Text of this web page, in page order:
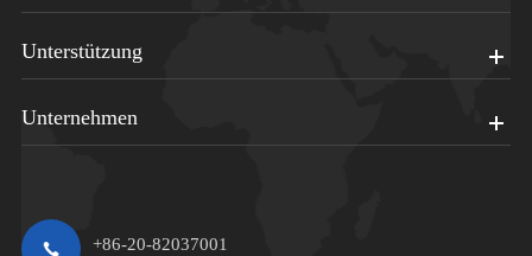
Unterstützung
Unternehmen
+86-20-82037001